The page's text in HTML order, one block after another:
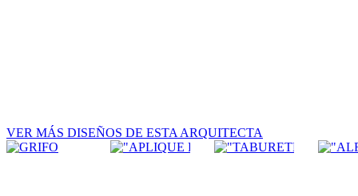
VER MÁS DISEÑOS DE ESTA ARQUITECTA